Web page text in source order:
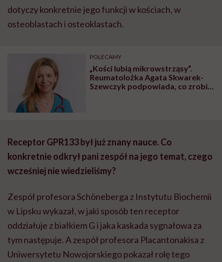
dotyczy konkretnie jego funkcji w kościach, w
osteoblastach i osteoklastach.
POLECAMY
„Kości lubią mikrowstrząsy”.
Reumatolożka Agata Skwarek-
Szewczyk podpowiada, co zrobić,
Receptor GPR133 był już znany nauce. Co
konkretnie odkrył pani zespół na jego temat, czego
wcześniej nie wiedzieliśmy?
Zespół profesora Schöneberga z Instytutu Biochemii
w Lipsku wykazał, w jaki sposób ten receptor
oddziałuje z białkiem G i jaka kaskada sygnałowa za
tym następuje. A zespół profesora Placantonakisa z
Uniwersytetu Nowojorskiego pokazał rolę tego